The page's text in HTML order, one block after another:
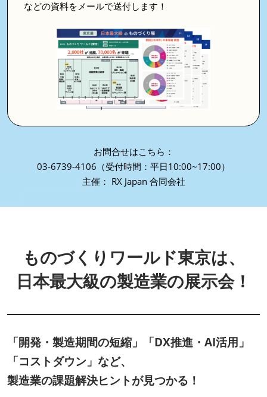
などの資料をメールで送付します！
お問合せはこちら：
03-6739-4106（受付時間：平日10:00~17:00）
主催： RX Japan 合同会社
ものづくりワールド東京は、
日本最大級の製造業の展示会！
「開発・製造期間の短縮」「DX推進・AI活用」
「コストダウン」など、
製造業の課題解決ヒントが見つかる！